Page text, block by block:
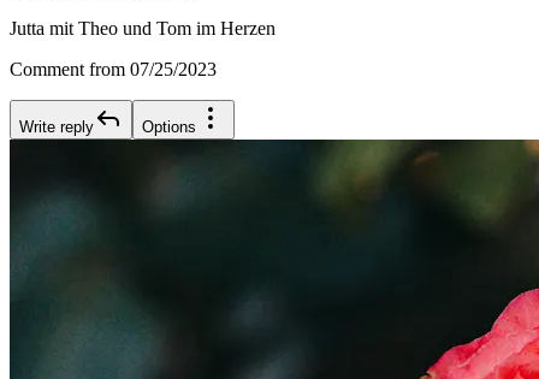
Jutta mit Theo und Tom im Herzen
Comment from 07/25/2023
Write reply Options